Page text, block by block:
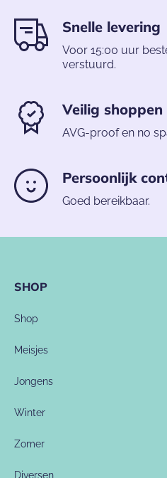
Snelle levering
Voor 15:00 uur
verstuurd.
Veilig shoppen
AVG-proof en no
Persoonlijk
Goed bereikbaar.
SHOP
Shop
Meisjes
Jongens
Winter
Zomer
Diversen